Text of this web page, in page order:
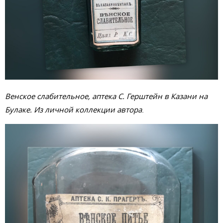
Венское слабительное, аптека С. Герштейн в Казани на
Булаке. Из личной коллекции автора.